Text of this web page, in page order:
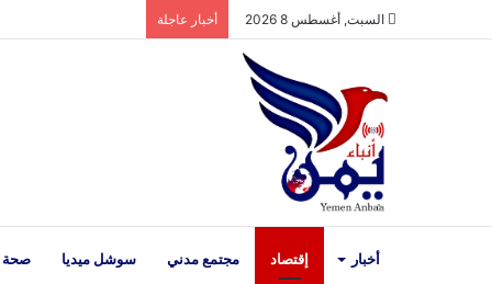
السبت, أغسطس 8 2026 أخبار عاجلة
أخبار إقتصاد مجتمع مدني سوشل ميديا صحة